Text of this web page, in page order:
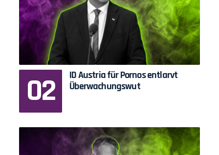
ID Austria für Pornos entlarvt
Überwachungswut